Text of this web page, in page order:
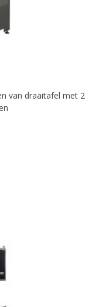
van draaitafel met 2